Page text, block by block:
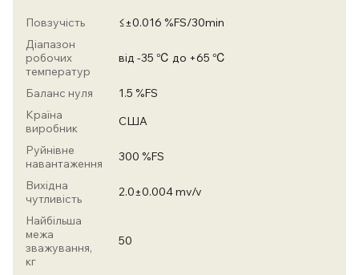
Повзучість
≤±0.016 %FS/30min
Діапазон
робочих
температур
від -35 ℃ до +65 ℃
Баланс нуля
1.5 %FS
Країна
виробник
США
Руйнівне
навантаження
300 %FS
Вихідна
чутливість
2.0±0.004 mv/v
Найбільша
межа
зважування,
кг
50